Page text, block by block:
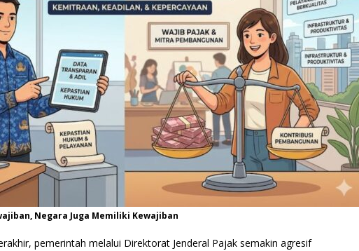
Negara Juga Memiliki Kewajiban
pemerintah melalui Direktorat Jenderal Pajak semakin agresif